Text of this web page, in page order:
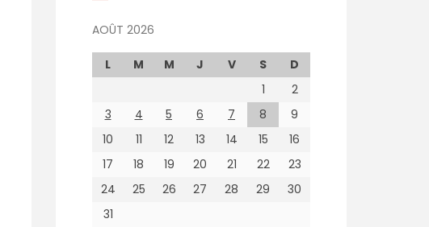
AOÛT 2026
L M M J V S
D
1
2
3
4 5 6 7 8
9
10
11 12 13 14 15
16
17
18 19 20 21 22
23
24
25 26 27 28 29
30
31